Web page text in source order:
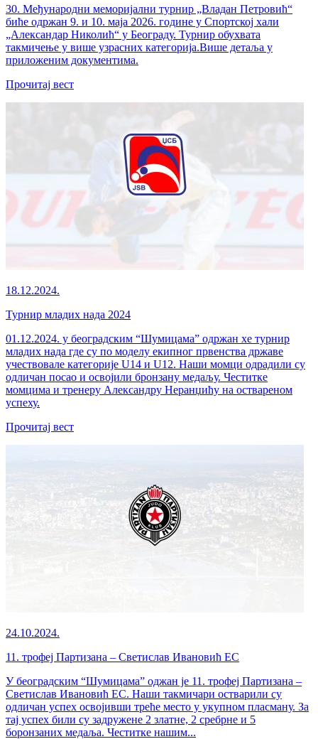
30. Међународни меморијални турнир „Владан Петровић“
биће одржан 9. и 10. маја 2026. године у Спортској хали
„Александар Николић“ у Београду. Турнир обухвата
такмичење у више узрасних категорија.Више детаља у
приложеним документима.
Прочитај вест
18.12.2024.
Турнир младих нада 2024
01.12.2024. у београдским “Шумицама” одржан хе турнир
младих нада где су по моделу екипног првенства државе
учествовале категорије U14 и U12. Наши момци одрадили су
одличан посао и освојили бронзану медаљу. Честитке
момцима и тренеру Александру Неранџићу на оствареном
успеху.
Прочитај вест
24.10.2024.
11. трофеј Партизана – Светислав Ивановић ЕС
У београдским “Шумицама” оджан је 11. трофеј Партизана –
Светислав Ивановић ЕС. Наши такмичари остварили су
одличан успех освојивши треће место у укупном пласману. За
тај успех били су задружене 2 златне, 2 сребрне и 5
боронзаних медаља. Честитке нашим...